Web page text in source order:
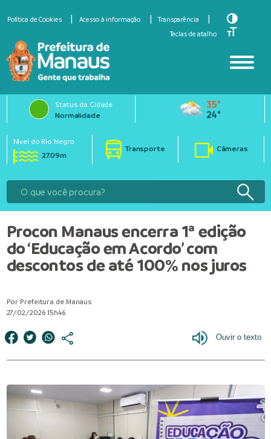
Política de Cookies Acesso à informação
Transparência
Teclas de atalho
Toggle
Toggle
Status da Cidade
Normalidade
35°
24°
Nível do Rio Negro
27.09m
Transporte Câmeras
Procon Manaus encerra 1ª edição
do ‘Educação em Acordo’ com
descontos de até 100% nos juros
Por Prefeitura de Manaus
27/02/2026 15h46